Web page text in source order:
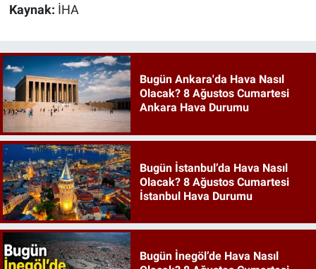
Kaynak: İHA
Bugün Ankara'da Hava Nasıl
Olacak? 8 Ağustos Cumartesi
Ankara Hava Durumu
Bugün İstanbul’da Hava Nasıl
Olacak? 8 Ağustos Cumartesi
İstanbul Hava Durumu
Bugün İnegöl’de Hava Nasıl